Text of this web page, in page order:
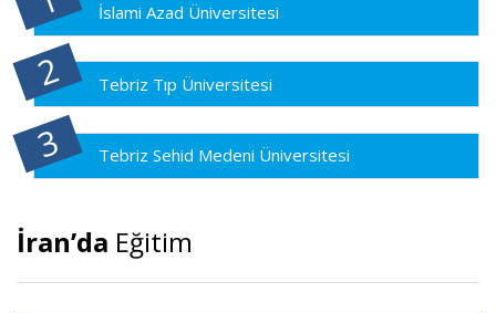
İslami Azad Üniversitesi
Tebriz Tıp Üniversitesi
Tebriz Sehid Medeni Üniversitesi
İran’da Eğitim